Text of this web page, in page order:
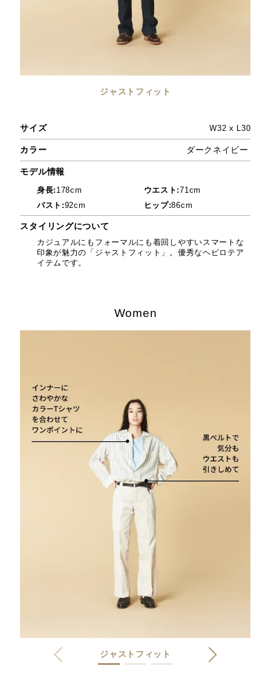
ジャストフィット
サイズ W32 x L30
カラー ダークネイビー
モデル情報
身長: 178cm ウエスト:71cm
バスト:92cm ヒップ:86cm
スタイリングについて
カジュアルにもフォーマルにも着回しやすいスマートな
印象が魅力の「ジャストフィット」。優秀なヘビロテア
イテムです。
Women
ジャストフィット